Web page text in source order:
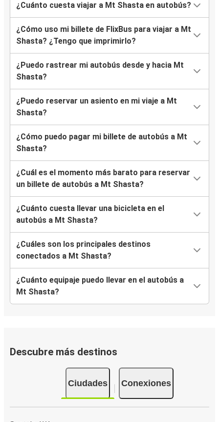
¿Cuánto cuesta viajar a Mt Shasta en autobús?
¿Cómo uso mi billete de FlixBus para viajar a Mt
Shasta? ¿Tengo que imprimirlo?
¿Puedo rastrear mi autobús desde y hacia Mt
Shasta?
¿Puedo reservar un asiento en mi viaje a Mt
Shasta?
¿Cómo puedo pagar mi billete de autobús a Mt
Shasta?
¿Cuál es el momento más barato para reservar
un billete de autobús a Mt Shasta?
¿Cuánto cuesta llevar una bicicleta en el
autobús a Mt Shasta?
¿Cuáles son los principales destinos
conectados a Mt Shasta?
¿Cuánto equipaje puedo llevar en el autobús a
Mt Shasta?
Descubre más destinos
Ciudades Conexiones